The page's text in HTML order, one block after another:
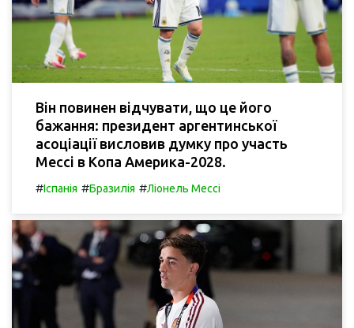
Він повинен відчувати, що це його
бажання: президент аргентинської
асоціації висловив думку про участь
Мессі в Копа Америка-2028.
#Іспанія #Бразилія #Ліонель Мессі